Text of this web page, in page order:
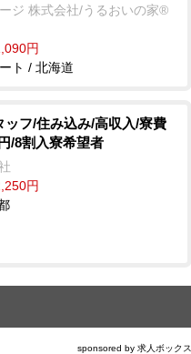
ジ 株式会社/うるおいの家®
円
ト / 北海道
ッフ/住み込み/高収入/寮費
/8割入寮希望者
円
sponsored by 求人ボックス